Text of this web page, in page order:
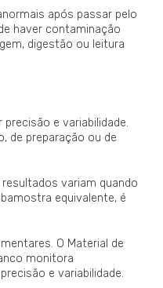
após passar pelo
haver contaminação
digestão ou leitura
e variabilidade.
de preparação ou de
variam quando
equivalente, é
O Material de
monitora
e variabilidade.